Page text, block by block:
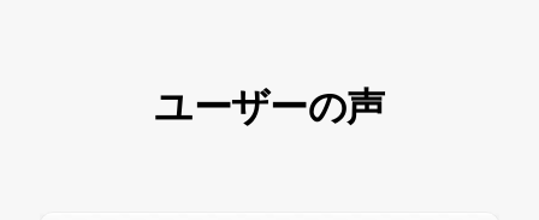
ユーザーの声